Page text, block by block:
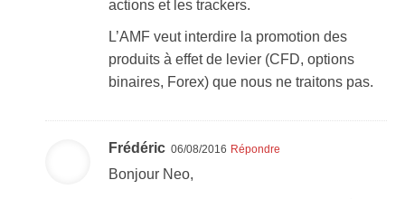
actions et les trackers.
L’AMF veut interdire la promotion des
produits à effet de levier (CFD, options
binaires, Forex) que nous ne traitons pas.
Frédéric 06/08/2016 Répondre
Bonjour Neo,